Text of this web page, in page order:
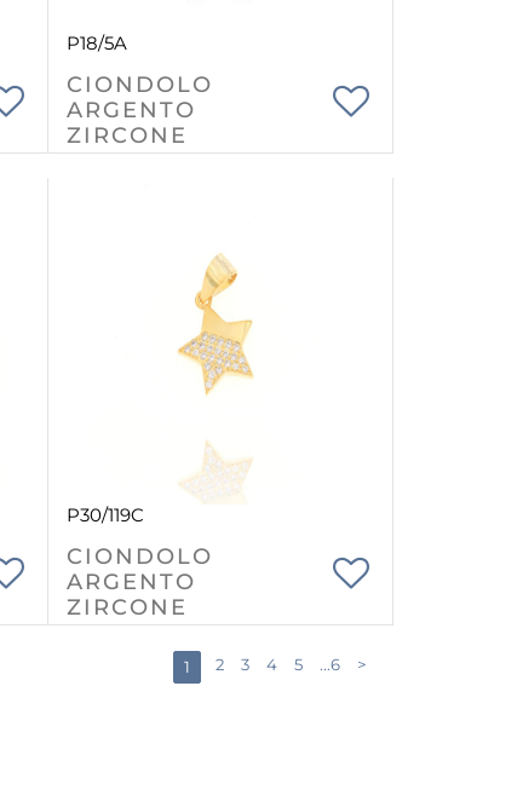
P18/5A
CIONDOLO
ARGENTO
ZIRCONE
P30/119C
CIONDOLO
ARGENTO
ZIRCONE
1 2 3 4 5 ...6 >